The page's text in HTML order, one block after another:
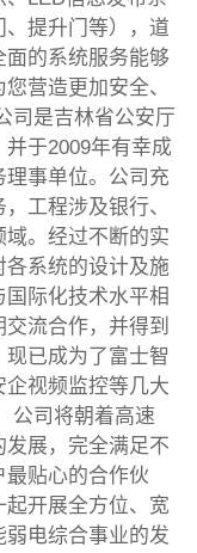
提升门等），道
的系统服务能够
营造更加安全、
司是吉林省公安厅
于2009年有幸成
事单位。公司充
工程涉及银行、
。经过不断的实
各系统的设计及施
际化技术水平相
流合作，并得到
已成为了富士智
视频监控等几大
公司将朝着高速
展，完全满足不
最贴心的合作伙
开展全方位、宽
电综合事业的发